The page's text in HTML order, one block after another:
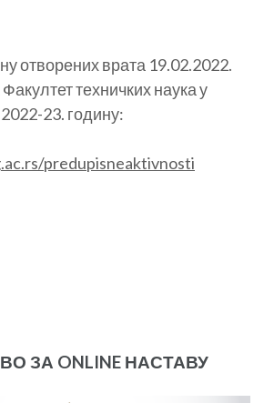
отворених врата 19.02.2022.
техничких наука у
23. годину:
predupisneaktivnosti
ЗА ONLINE НАСТАВУ